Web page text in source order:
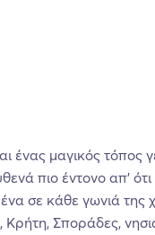
ένας μαγικός τόπος
πιο έντονο απ’
σε κάθε γωνιά
Σποράδες,